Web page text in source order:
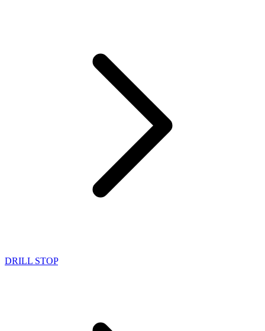
DRILL STOP